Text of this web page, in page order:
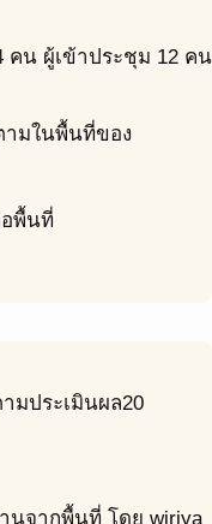
น ผู้เข้าประชุม 12 คน
มในพื้นที่ของ
พื้นที่
มประเมินผล20
นจากพื้นที่ โดย wiriya